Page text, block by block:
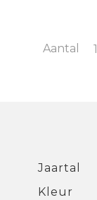
Aantal
Jaartal
Kleur